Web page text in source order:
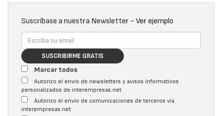
Suscríbase a nuestra Newsletter - Ver ejemplo
SUSCRIBIRME GRATIS
Marcar todos
Autorizo el envío de newsletters y avisos informativos
personalizados de interempresas.net
Autorizo el envío de comunicaciones de terceros vía
interempresas.net